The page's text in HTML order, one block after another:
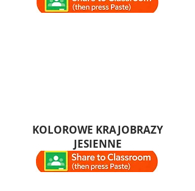
KOLOROWE KRAJOBRAZY
JESIENNE